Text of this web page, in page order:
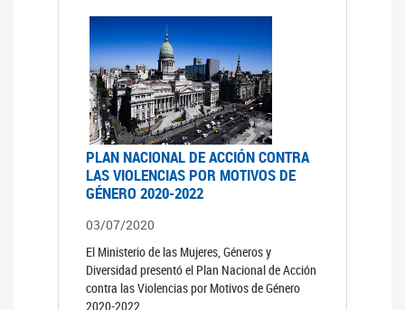
PLAN NACIONAL DE ACCIÓN CONTRA
LAS VIOLENCIAS POR MOTIVOS DE
GÉNERO 2020-2022
03/07/2020
El Ministerio de las Mujeres, Géneros y
Diversidad presentó el Plan Nacional de Acción
contra las Violencias por Motivos de Género
2020-2022